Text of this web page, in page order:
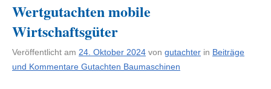
Wertgutachten mobile
Wirtschaftsgüter
Veröffentlicht am 24. Oktober 2024 von gutachter in Beiträge
und Kommentare Gutachten Baumaschinen